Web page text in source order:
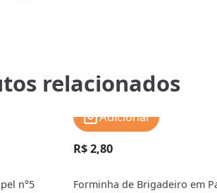
relacionados
n°5
R$ 2,80
Forminha de Brigadeiro em
Adicionar